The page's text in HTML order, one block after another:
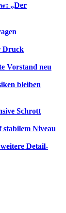
„Der
Druck
Vorstand neu
bleiben
Schrott
Niveau
Detail­